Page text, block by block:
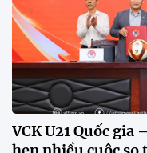
Tuyển Việt Nam
ASEAN Cup 2026?
Đội tuyển Việt
nồng nhiệt khi trở